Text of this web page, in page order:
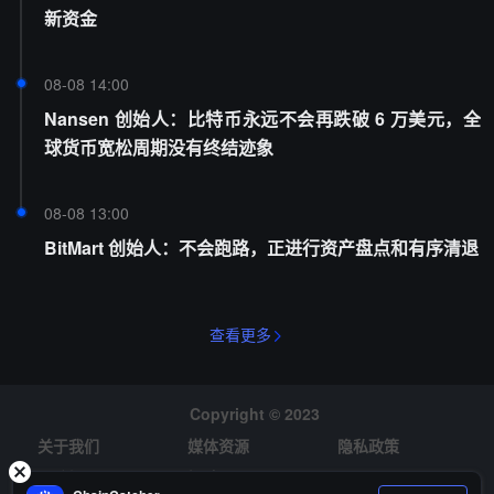
新资金
08-08 14:00
Nansen 创始人：比特币永远不会再跌破 6 万美元，全
球货币宽松周期没有终结迹象
08-08 13:00
BitMart 创始人：不会跑路，正进行资产盘点和有序清退
查看更多
Copyright © 2023
关于我们
媒体资源
隐私政策
风险提示
招聘